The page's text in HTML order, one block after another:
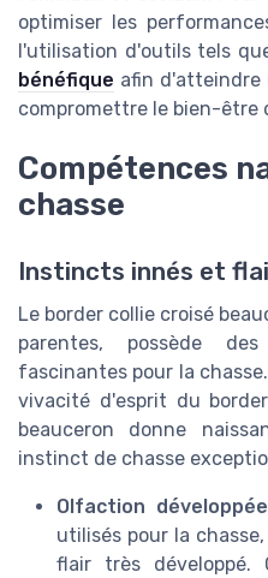
optimiser les
l'utilisation d'outils tels
bénéfique afin d'atteindre
compromettre le bien-être
Compétences
chasse
Instincts innés et
Le border collie croisé
parentes, possède
fascinantes pour la
vivacité d'esprit du
beauceron donne
instinct de chasse
Olfaction
utilisés pour la
flair très développé.